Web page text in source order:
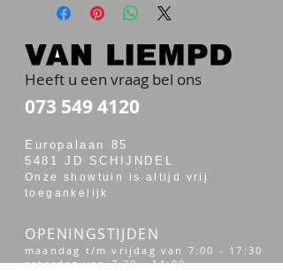
Heeft u een vraag bel ons
073 549 4120
Europalaan 85
5481 JD SCHIJNDEL
Onze showtuin is altijd vrij
toegankelijk
OPENINGSTIJDEN
maandag t/m vrijdag van 7:00 - 17:30
zaterdag van 7:30 - 14:00